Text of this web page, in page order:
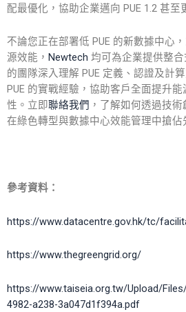
配最優化，協助企業邁向 PUE 1.2 甚至
不論您正在部署低 PUE 的新數據中心
源效能， Newtech 均可為企業提供整
的團隊深入理解 PUE 定義 、 認證及計
PUE 的實戰經驗，協助客戶全面提升
性。立即聯絡我們 ，了解如何透過技
在綠色轉型與數據中心效能管理中搶佔
參考資料：
https://www.datacentre.gov.hk/tc/
https://www.thegreengrid.org/
https://www.taiseia.org.tw/Upload/
4982-a238-3a047d1f394a.pdf